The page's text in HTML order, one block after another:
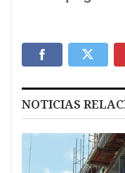
NOTICIAS